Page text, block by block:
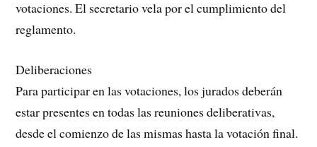
votaciones. El secretario vela por el cumplimiento del
reglamento.
Deliberaciones
Para participar en las votaciones, los jurados deberán
estar presentes en todas las reuniones deliberativas,
desde el comienzo de las mismas hasta la votación final.